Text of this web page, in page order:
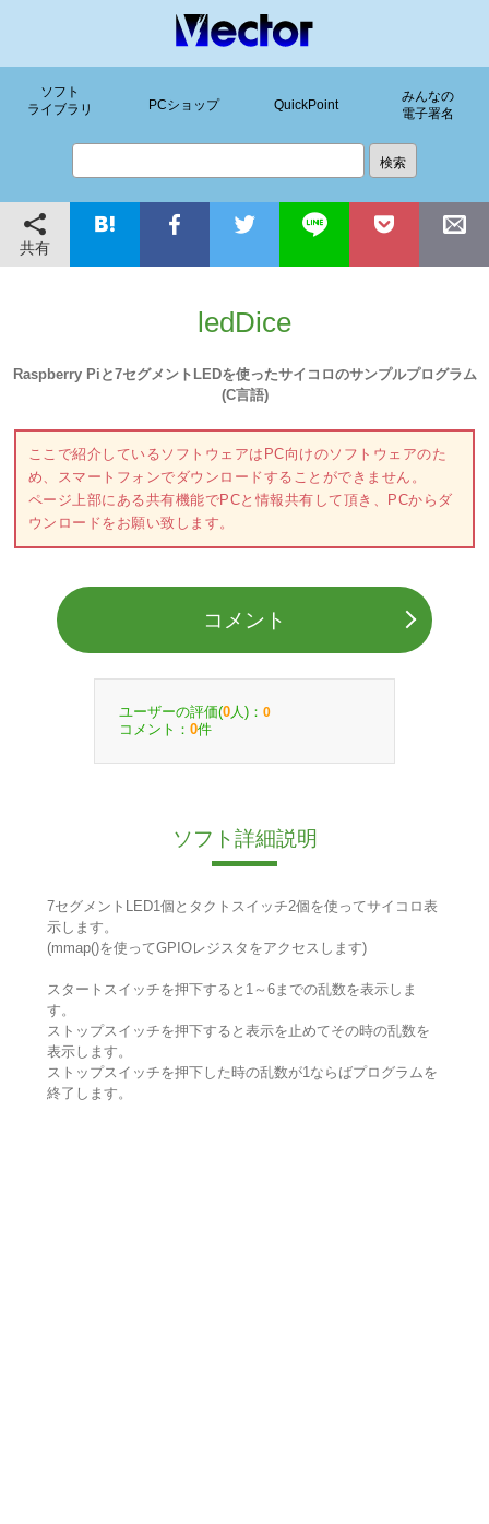
ソフト
ライブラリ
PCショップ QuickPoint
みんなの
電子署名
共有
ledDice
Raspberry Piと7セグメントLEDを使ったサイコロのサンプルプログラム
(C言語)
ここで紹介しているソフトウェアはPC向けのソフトウェアのた
め、スマートフォンでダウンロードすることができません。
ページ上部にある共有機能でPCと情報共有して頂き、PCからダ
ウンロードをお願い致します。
コメント
ユーザーの評価(0 人)： 0
コメント： 0件
ソフト詳細説明
7セグメントLED1個とタクトスイッチ2個を使ってサイコロ表
示します。
(mmap()を使ってGPIOレジスタをアクセスします)
スタートスイッチを押下すると1～6までの乱数を表示しま
す。
ストップスイッチを押下すると表示を止めてその時の乱数を
表示します。
ストップスイッチを押下した時の乱数が1ならばプログラムを
終了します。